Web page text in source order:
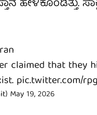
ಹೇಳಿಕೊಂಡಿತ್ತು.
claimed that they
pic.twitter.com/
May 19, 2026